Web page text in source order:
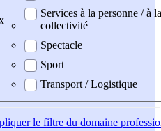
Services à la personne / à la
collectivité
Spectacle
Sport
Transport / Logistique
le filtre du domaine